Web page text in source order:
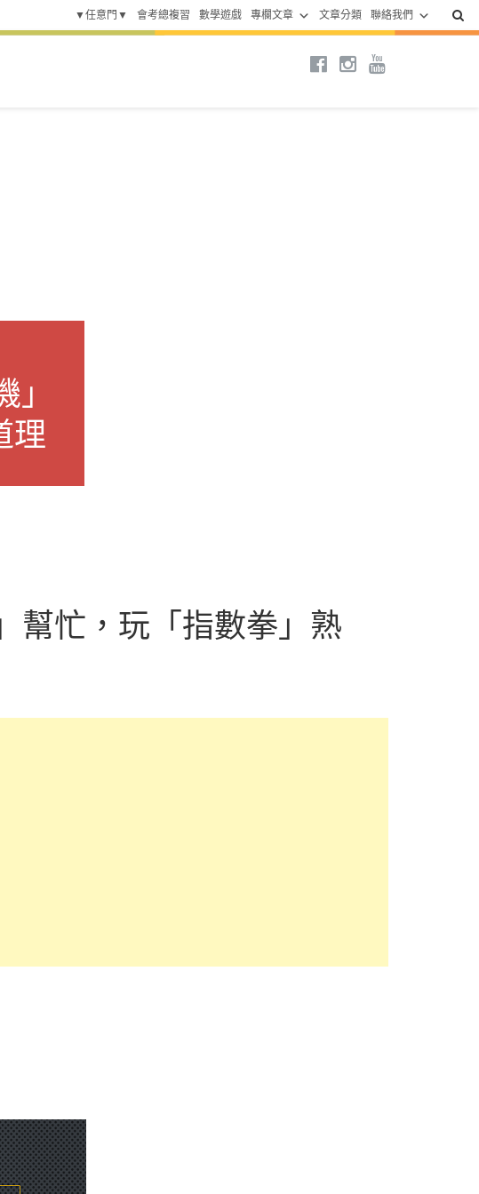
▼任意門▼ 會考總複習 數學遊戲 專欄文章 文章分類 聯絡我們
理
幫忙，玩「指數拳」熟